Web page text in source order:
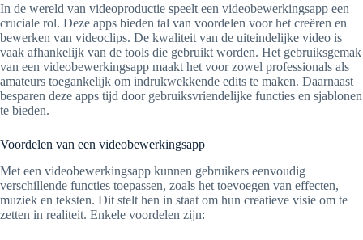
In de wereld van videoproductie speelt een videobewerkingsapp een
cruciale rol. Deze apps bieden tal van voordelen voor het creëren en
bewerken van videoclips. De kwaliteit van de uiteindelijke video is
vaak afhankelijk van de tools die gebruikt worden. Het gebruiksgemak
van een videobewerkingsapp maakt het voor zowel professionals als
amateurs toegankelijk om indrukwekkende edits te maken. Daarnaast
besparen deze apps tijd door gebruiksvriendelijke functies en sjablonen
te bieden.
Voordelen van een videobewerkingsapp
Met een videobewerkingsapp kunnen gebruikers eenvoudig
verschillende functies toepassen, zoals het toevoegen van effecten,
muziek en teksten. Dit stelt hen in staat om hun creatieve visie om te
zetten in realiteit. Enkele voordelen zijn: